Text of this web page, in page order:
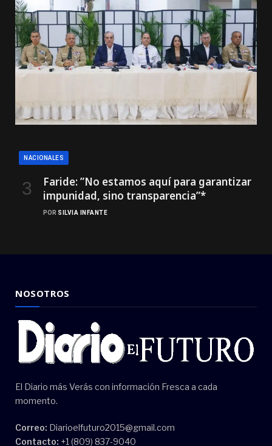
NACIONALES
Faride: ”No estamos aquí para garantizar
impunidad, sino transparencia”*
POR SILVIA INFANTE
NOSOTROS
El Diario más Verás con información Fresca a cada
momento.
Correo: Diarioelfuturo2015@gmail.com
Contacto: +1 (809) 837-9040